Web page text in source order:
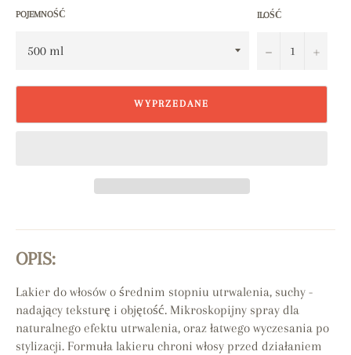
POJEMNOŚĆ ILOŚĆ
− +
WYPRZEDANE
OPIS:
Lakier do włosów o średnim stopniu utrwalenia, suchy -
nadający teksturę i objętość. Mikroskopijny spray dla
naturalnego efektu utrwalenia, oraz łatwego wyczesania po
stylizacji. Formuła lakieru chroni włosy przed działaniem